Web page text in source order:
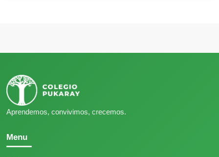
Aprendemos, convivimos, crecemos.
Menu